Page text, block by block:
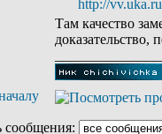
http://
Там качество
сообщения: